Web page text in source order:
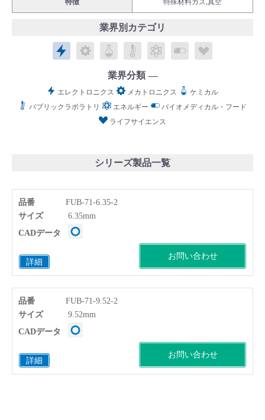
／English
お問い合わせ
特徴 特殊材料ガス,真空
業界別カテゴリ
エレクトロニクス
メカトロニクス
ケミカルパブリックラボラトリ
エネルギーバイオメディカ
業界分類
エレクトロニクス メカトロニクス
ケミカル
パブリックラボラトリ
エネルギー
バイオメディカル・フード
ライフサイエンス
シリーズ製品一覧
品番 FUB-71-6.35-2
詳細
サイズ 6.35mm
お問い合わせ
CADデータ
品番 FUB-71-9.52-2
詳細
サイズ 9.52mm
お問い合わせ
CADデータ